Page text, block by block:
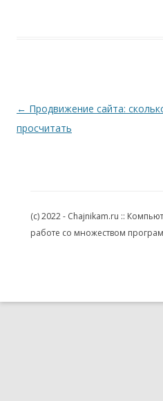
Навигация по записям
← Продвижение сайта:
просчитать
(c) 2022 - Chajnikam.ru ::
работе со множеством